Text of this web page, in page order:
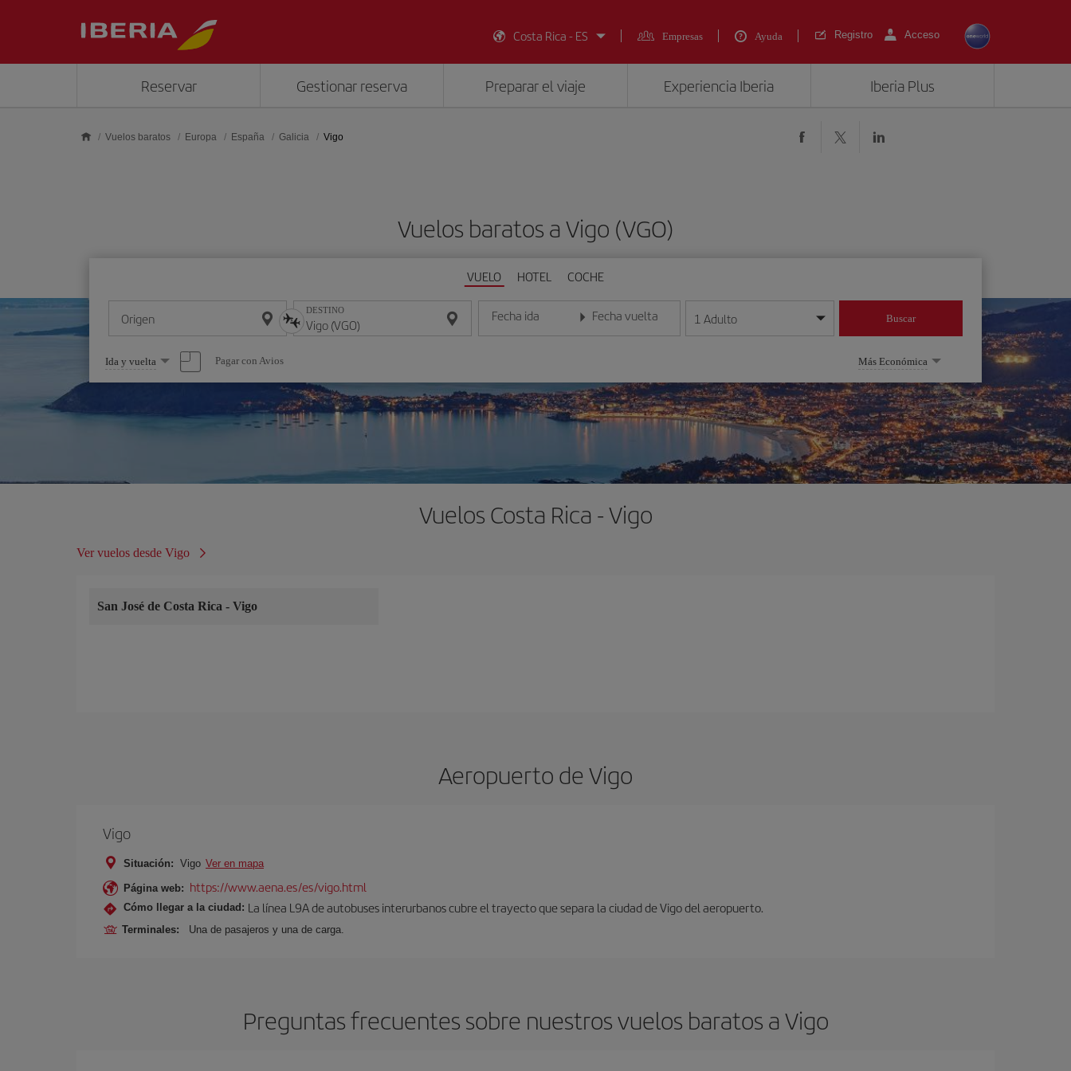
Costa Rica - ES
Empresas Ayuda Registro Acceso
Reservar Gestionar reserva Preparar el viaje Experiencia Iberia Iberia Plus
Vuelos baratos Europa España Galicia Vigo
Vuelos baratos a Vigo (VGO)
VUELO HOTEL COCHE
Origen DESTINO Fecha ida
Introduce la fecha en formato día/mes/año
Fecha vuelta
Introduce la fecha en formato día/mes/año
1 Adulto Buscar
Seleccione
una
opción
Ida y vuelta Pagar con Avios Más Económica
Vuelos Costa Rica - Vigo
Ver vuelos desde Vigo
San José de Costa Rica - Vigo
Aeropuerto de Vigo
Vigo
Situación: Vigo Ver en mapa
Página web: https://www.aena.es/es/vigo.html
Cómo llegar a la ciudad: La línea L9A de autobuses interurbanos cubre el trayecto que separa la ciudad de Vigo del aeropuerto.
Terminales: Una de pasajeros y una de carga.
Preguntas frecuentes sobre nuestros vuelos baratos a Vigo